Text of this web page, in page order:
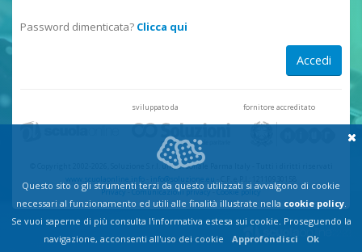
Password dimenticata? Clicca qui
sviluppato da fornitore accreditato
© Copyright 2002-2026, Soluzione S.r.l. unipersonale Parma Italy
www.scuolaonline.info
info@soluzione.eu
Privacy-Comunicazioni privacy-Cookie policy
Questo sito o gli strumenti terzi da questo utilizzati si avvalgono di cookie
necessari al funzionamento ed utili alle finalità illustrate nella cookie policy.
Se vuoi saperne di più consulta l'informativa estesa sui cookie. Proseguendo la
navigazione, acconsenti all'uso dei cookie
Approfondisci Ok